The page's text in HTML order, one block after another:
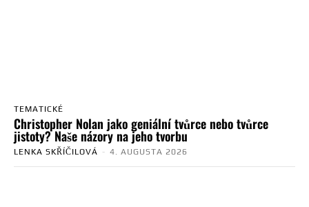
TEMATICKÉ
Christopher Nolan jako geniální tvůrce nebo tvůrce
jistoty? Naše názory na jeho tvorbu
LENKA SKŘÍČILOVÁ - 4. AUGUSTA 2026